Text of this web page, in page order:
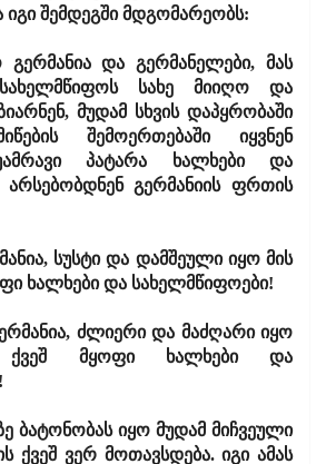
შემდეგში მდგომარეობს:
გერმანია და გერმანელები, მას
სახე მიიღო და
მუდამ სხვის დაპყრობაში
შემოერთებაში იყვნენ
პატარა ხალხები და
არსებობდნენ გერმანიის ფრთის
სუსტი და დამშეული იყო მის
ხალხები და სახელმწიფოები!
ძლიერი და მაძღარი იყო
მყოფი ხალხები და
ბატონობას იყო მუდამ მიჩვეული
ქვეშ ვერ მოთავსდება. იგი ამას